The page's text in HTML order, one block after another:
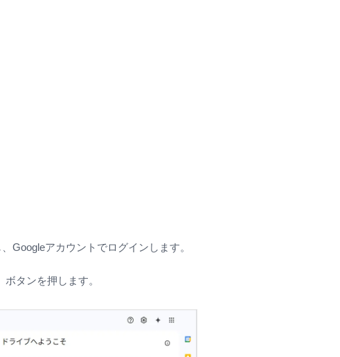
Googleアカウントでログインします。
タンを押します。